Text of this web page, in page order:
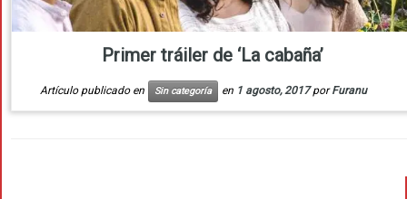
Primer tráiler de ‘La cabaña’
Artículo publicado en Sin categoría en 1 agosto, 2017 porFuranu